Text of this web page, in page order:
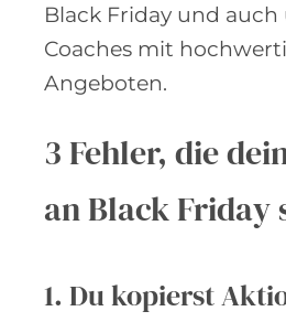
Black Friday und
Coaches mit
Angeboten.
3 Fehler, die
an Black Friday
1. Du kopierst